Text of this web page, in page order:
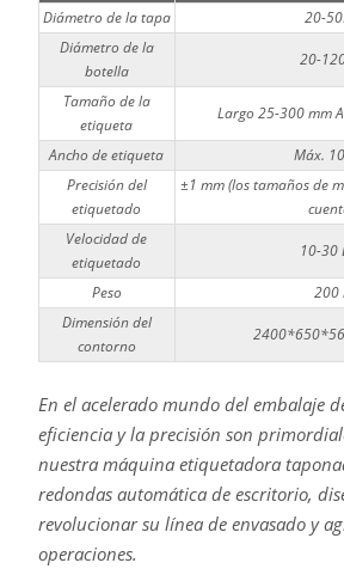
Diámetro de la tapa
20-
Diámetro de la
botella
20-
Tamaño de la
etiqueta
Largo 25-300 mm
Ancho de etiqueta
Máx.
Precisión del
etiquetado
±1 mm (los tamaños de
Velocidad de
etiquetado
10-30
Peso
200
Dimensión del
contorno
En el acelerado mundo del embalaje
eficiencia y la precisión son
nuestra máquina etiquetadora
redondas automática de escritorio,
revolucionar su línea de envasado y
operaciones.